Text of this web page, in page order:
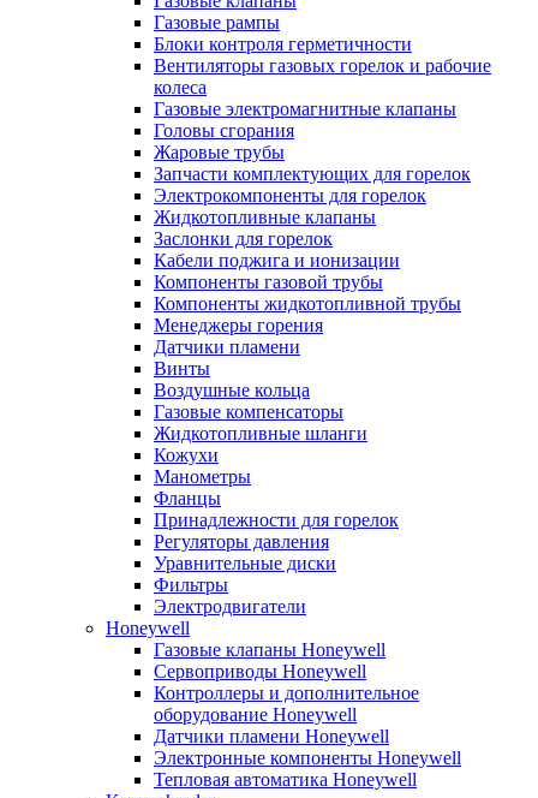
Газовые рампы
Блоки контроля герметичности
Вентиляторы газовых горелок и рабочие
колеса
Газовые электромагнитные клапаны
Головы сгорания
Жаровые трубы
Запчасти комплектующих для горелок
Электрокомпоненты для горелок
Жидкотопливные клапаны
Заслонки для горелок
Кабели поджига и ионизации
Компоненты газовой трубы
Компоненты жидкотопливной трубы
Менеджеры горения
Датчики пламени
Винты
Воздушные кольца
Газовые компенсаторы
Жидкотопливные шланги
Кожухи
Манометры
Фланцы
Принадлежности для горелок
Регуляторы давления
Уравнительные диски
Фильтры
Электродвигатели
Honeywell
Газовые клапаны Honeywell
Сервоприводы Honeywell
Контроллеры и дополнительное
оборудование Honeywell
Датчики пламени Honeywell
Электронные компоненты Honeywell
Тепловая автоматика Honeywell